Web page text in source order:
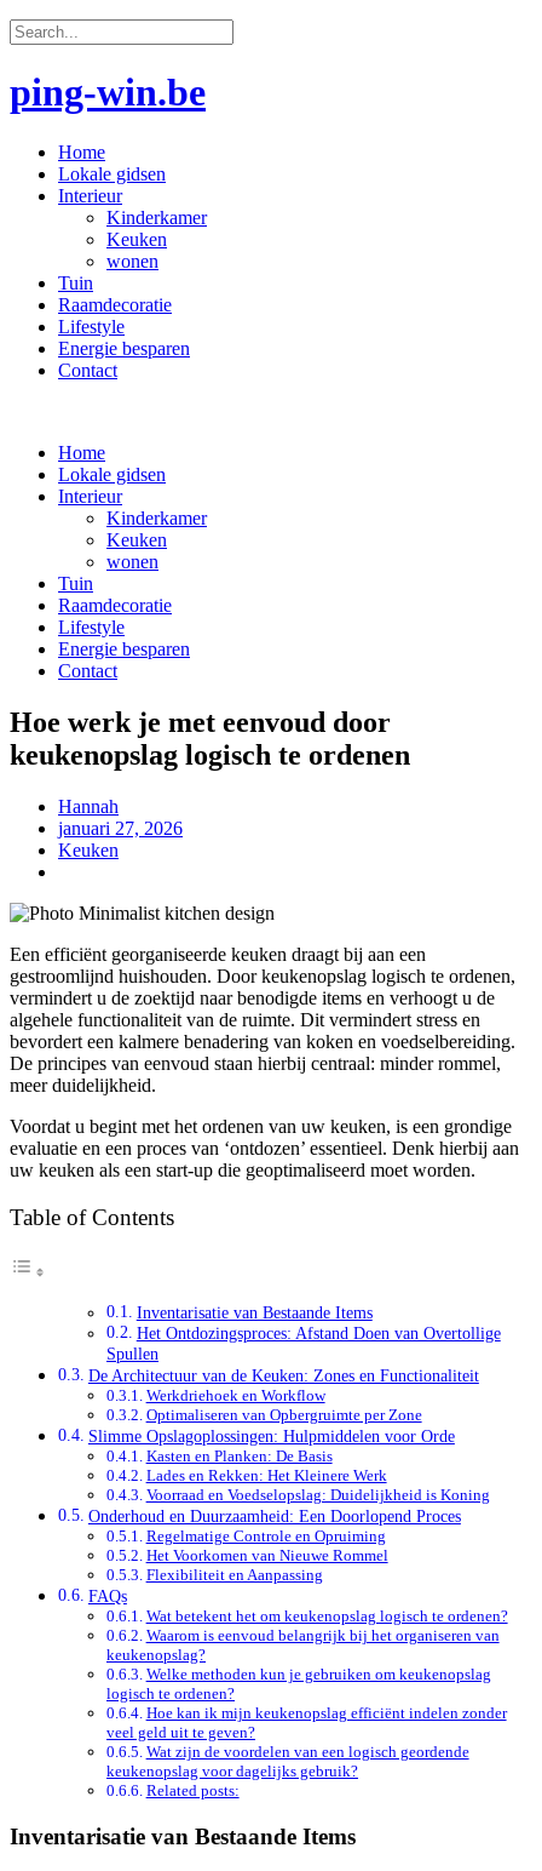
ping-win.be
Home
Lokale gidsen
Interieur
Kinderkamer
Keuken
wonen
Tuin
Raamdecoratie
Lifestyle
Energie besparen
Contact
Home
Lokale gidsen
Interieur
Kinderkamer
Keuken
wonen
Tuin
Raamdecoratie
Lifestyle
Energie besparen
Contact
Hoe werk je met eenvoud door
keukenopslag logisch te ordenen
Hannah
januari 27, 2026
Keuken
Een efficiënt georganiseerde keuken draagt bij aan een
gestroomlijnd huishouden. Door keukenopslag logisch te ordenen,
vermindert u de zoektijd naar benodigde items en verhoogt u de
algehele functionaliteit van de ruimte. Dit vermindert stress en
bevordert een kalmere benadering van koken en voedselbereiding.
De principes van eenvoud staan hierbij centraal: minder rommel,
meer duidelijkheid.
Voordat u begint met het ordenen van uw keuken, is een grondige
evaluatie en een proces van ‘ontdozen’ essentieel. Denk hierbij aan
uw keuken als een start-up die geoptimaliseerd moet worden.
Table of Contents
Inventarisatie van Bestaande Items
Het Ontdozingsproces: Afstand Doen van Overtollige
Spullen
De Architectuur van de Keuken: Zones en Functionaliteit
Werkdriehoek en Workflow
Optimaliseren van Opbergruimte per Zone
Slimme Opslagoplossingen: Hulpmiddelen voor Orde
Kasten en Planken: De Basis
Lades en Rekken: Het Kleinere Werk
Voorraad en Voedselopslag: Duidelijkheid is Koning
Onderhoud en Duurzaamheid: Een Doorlopend Proces
Regelmatige Controle en Opruiming
Het Voorkomen van Nieuwe Rommel
Flexibiliteit en Aanpassing
FAQs
Wat betekent het om keukenopslag logisch te ordenen?
Waarom is eenvoud belangrijk bij het organiseren van
keukenopslag?
Welke methoden kun je gebruiken om keukenopslag
logisch te ordenen?
Hoe kan ik mijn keukenopslag efficiënt indelen zonder
veel geld uit te geven?
Wat zijn de voordelen van een logisch geordende
keukenopslag voor dagelijks gebruik?
Related posts:
Inventarisatie van Bestaande Items